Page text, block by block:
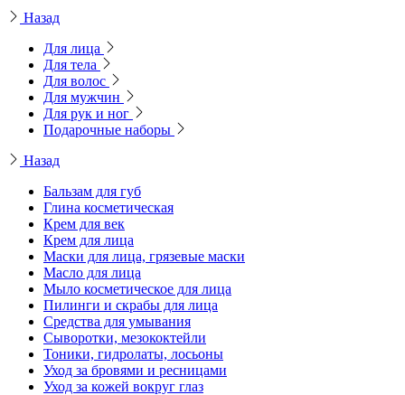
Назад
Для лица
Для тела
Для волос
Для мужчин
Для рук и ног
Подарочные наборы
Назад
Бальзам для губ
Глина косметическая
Крем для век
Крем для лица
Маски для лица, грязевые маски
Масло для лица
Мыло косметическое для лица
Пилинги и скрабы для лица
Средства для умывания
Сыворотки, мезококтейли
Тоники, гидролаты, лосьоны
Уход за бровями и ресницами
Уход за кожей вокруг глаз